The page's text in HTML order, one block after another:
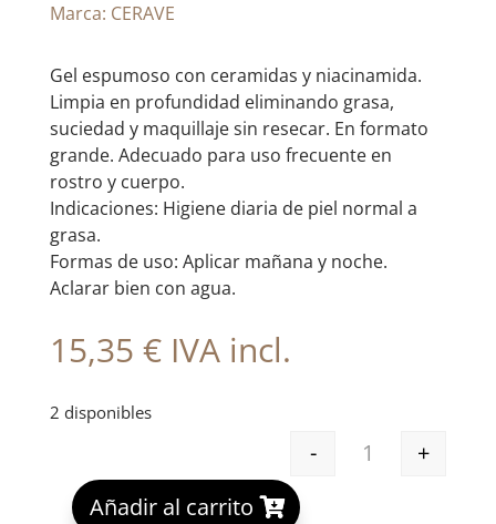
Marca: CERAVE
Gel espumoso con ceramidas y niacinamida.
Limpia en profundidad eliminando grasa,
suciedad y maquillaje sin resecar. En formato
grande. Adecuado para uso frecuente en
rostro y cuerpo.
Indicaciones: Higiene diaria de piel normal a
grasa.
Formas de uso: Aplicar mañana y noche.
Aclarar bien con agua.
15,35 € IVA incl.
2 disponibles
CERAVE GEL
-
+
Añadir al carrito
A